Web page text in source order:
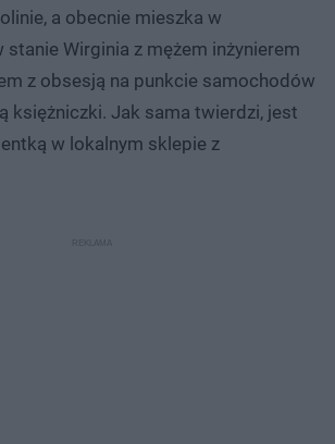
a obecnie mieszka w
stanie Wirginia z mężem inżynierem
z obsesją na punkcie samochodów
księżniczki. Jak sama twierdzi, jest
w lokalnym sklepie z